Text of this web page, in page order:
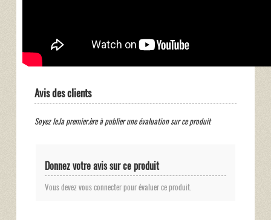
Avis des clients
Soyez le.la premier.ère à publier une évaluation sur ce produit
Donnez votre avis sur ce produit
Vous devez vous connecter pour évaluer ce produit.